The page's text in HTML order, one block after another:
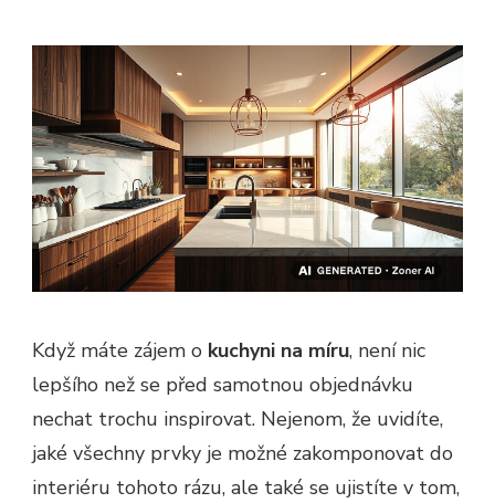
Když máte zájem o kuchyni na míru, není nic
lepšího než se před samotnou objednávku
nechat trochu inspirovat. Nejenom, že uvidíte,
jaké všechny prvky je možné zakomponovat do
interiéru tohoto rázu, ale také se ujistíte v tom,